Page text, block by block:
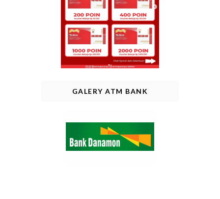
GALERY ATM BANK